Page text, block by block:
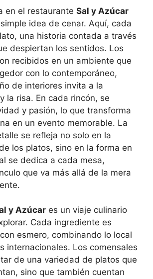
en el restaurante Sal y Azúcar
idea de cenar. Aquí, cada
una historia contada a través
despiertan los sentidos. Los
recibidos en un ambiente que
con lo contemporáneo,
de interiores invita a la
la risa. En cada rincón, se
y pasión, lo que transforma
en un evento memorable. La
se refleja no solo en la
los platos, sino en la forma en
se dedica a cada mesa,
que va más allá de la mera
y Azúcar es un viaje culinario
Cada ingrediente es
esmero, combinando lo local
internacionales. Los comensales
de una variedad de platos que
sino que también cuentan